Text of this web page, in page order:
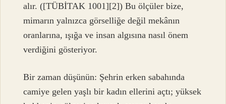
alır. ([TÜBİTAK 1001][2]) Bu ölçüler bize,
mimarın yalnızca görselliğe değil mekânın
oranlarına, ışığa ve insan algısına nasıl önem
verdiğini gösteriyor.
Bir zaman düşünün: Şehrin erken sabahında
camiye gelen yaşlı bir kadın ellerini açtı; yüksek